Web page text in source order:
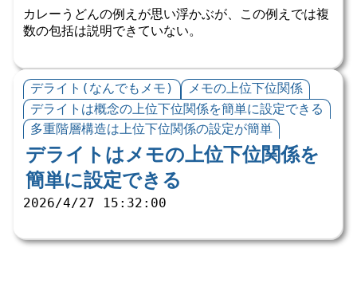
カレーうどんの例えが思い浮かぶが、この例えでは複
数の包括は説明できていない。
デライト(なんでもメモ)
メモの上位下位関係
デライトは概念の上位下位関係を簡単に設定できる
多重階層構造は上位下位関係の設定が簡単
デライトはメモの上位下位関係を
簡単に設定できる
2026/4/27 15:32:00